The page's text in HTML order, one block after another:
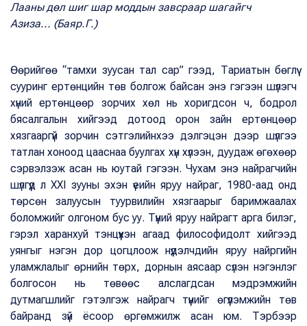
Лааны дөл шиг шар моддын завсраар шагайгч
Азиза... (Баяр.Г.)
Өөрийгөө “тамхи зуусан тал сар” гээд, Тариатын бөглүү
сууринг ертөнцийн төв болгож байсан энэ гэгээн шүлэгч
хүний ертөнцөөр зорчих хөл нь хоригдсон ч, бодрол
бясалгалын хийгээд дотоод орон зайн ертөнцөөр
хязгааргүй зорчин сэтгэлийнхээ дэлгэцэн дээр шүлгээ
татлан хоноод цааснаа буулгах хүн хүлээн, дуудаж өгөхөөр
сэрвэлзэж асан нь юутай гэгээн. Чухам энэ найрагчийн
шүлгүүд л ХХI зууны эхэн үеийн яруу найраг, 1980-аад онд
төрсөн залуусын туурвилийн хязгаарыг баримжаалах
боломжийг олгоном бус уу. Түүний яруу найрагт арга билэг,
гэрэл харанхуй тэнцүүхэн агаад философидолт хийгээд
уянгыг нэгэн дор цогцлоож нүүдэлчдийн яруу найргийн
уламжлалыг өрнийн төрх, дорнын аясаар сүлэн нэгэнлэг
болгосон нь төвөөс алслагдсан мэдрэмжийн
дутмагшлийг гэтэлгэж найрагч түүнийг өгүүлэмжийн төв
байранд зүй ёсоор өргөмжилж асан юм. Тэрбээр